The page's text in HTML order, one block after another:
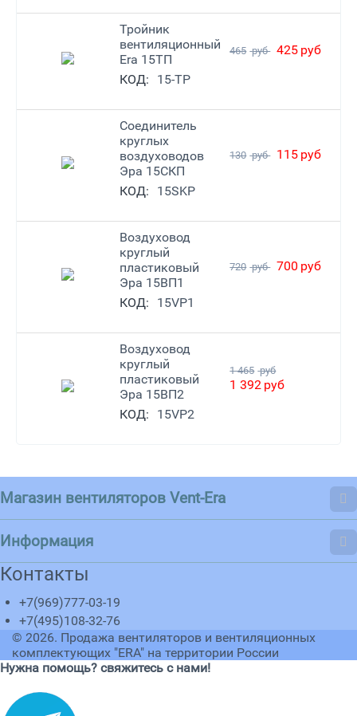
Тройник
вентиляционный
Era 15ТП
КОД:
15-TP
465 руб 425 руб
Соединитель
круглых
воздуховодов
Эра 15СКП
КОД:
15SKP
130 руб 115 руб
Воздуховод
круглый
пластиковый
Эра 15ВП1
КОД:
15VP1
720 руб 700 руб
Воздуховод
круглый
пластиковый
Эра 15ВП2
КОД:
15VP2
1 465 руб
1 392 руб
Магазин вентиляторов Vent-Era
Информация
Контакты
+7(969)777-03-19
+7(495)108-32-76
© 2026. Продажа вентиляторов и вентиляционных
комплектующих "ERA" на территории России
Нужна помощь? свяжитесь с нами!